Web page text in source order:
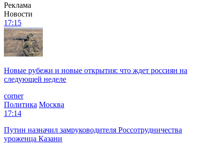
Реклама
Новости
17:15
Новые рубежи и новые открытия: что ждет россиян на
следующей неделе
corner
Политика Москва
17:14
Путин назначил замруководителя Россотрудничества
уроженца Казани